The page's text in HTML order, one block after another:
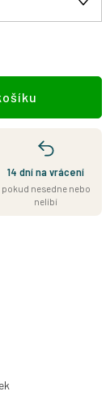
14 dní na vrácení
pokud nesedne nebo
nelíbí